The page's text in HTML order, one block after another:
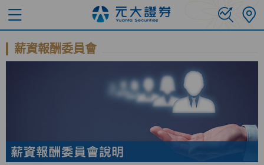
薪資報酬委員會